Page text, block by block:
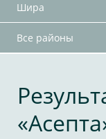
Шира
Все районы